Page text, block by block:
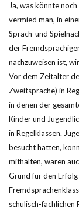
Ja, was könnte
vermied man, in
Sprach-und
der
nachzuweisen ist,
Vor dem Zeitalter
Zweitsprache) in
in denen der
Kinder und
in Regelklassen.
besucht hatten,
mithalten, waren
Grund für den
schulisch-